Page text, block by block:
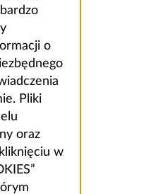
o
Pliki
oraz
w